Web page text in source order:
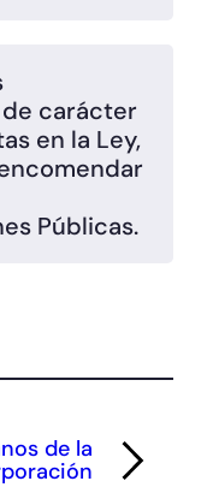
carácter
en la Ley,
Públicas.
de la